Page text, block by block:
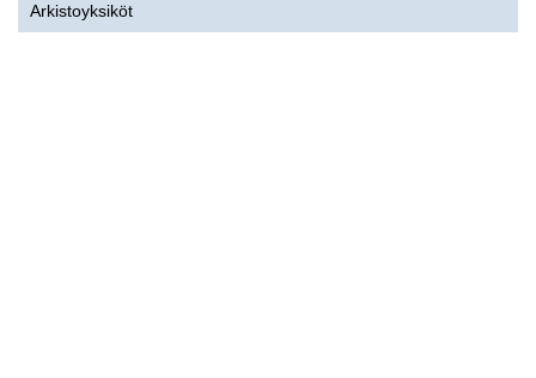
Arkistoyksiköt